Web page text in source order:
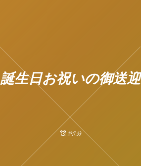
誕生日お祝いの御送迎
約1分